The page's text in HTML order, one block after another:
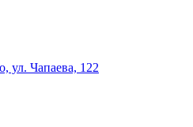
ул. Чапаева, 122